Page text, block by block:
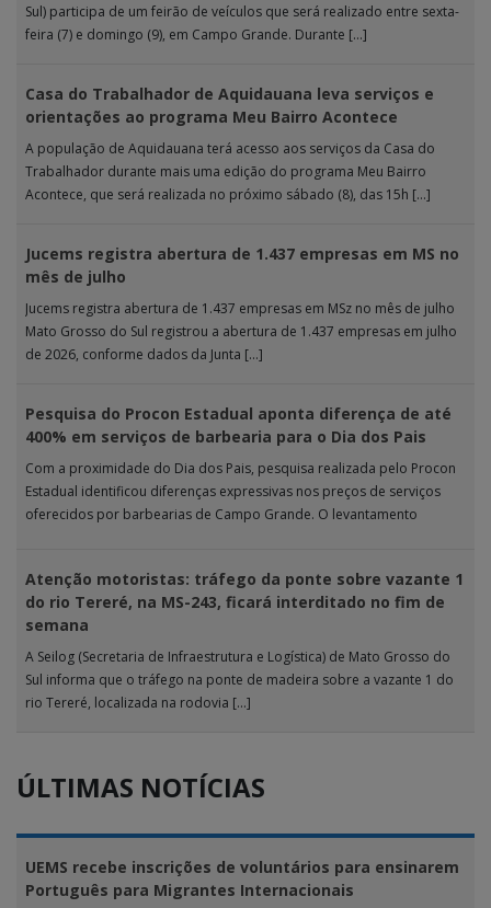
Sul) participa de um feirão de veículos que será realizado entre sexta-
feira (7) e domingo (9), em Campo Grande. Durante […]
Casa do Trabalhador de Aquidauana leva serviços e
orientações ao programa Meu Bairro Acontece
A população de Aquidauana terá acesso aos serviços da Casa do
Trabalhador durante mais uma edição do programa Meu Bairro
Acontece, que será realizada no próximo sábado (8), das 15h […]
Jucems registra abertura de 1.437 empresas em MS no
mês de julho
Jucems registra abertura de 1.437 empresas em MSz no mês de julho
Mato Grosso do Sul registrou a abertura de 1.437 empresas em julho
de 2026, conforme dados da Junta […]
Pesquisa do Procon Estadual aponta diferença de até
400% em serviços de barbearia para o Dia dos Pais
Com a proximidade do Dia dos Pais, pesquisa realizada pelo Procon
Estadual identificou diferenças expressivas nos preços de serviços
oferecidos por barbearias de Campo Grande. O levantamento
Atenção motoristas: tráfego da ponte sobre vazante 1
do rio Tereré, na MS-243, ficará interditado no fim de
semana
A Seilog (Secretaria de Infraestrutura e Logística) de Mato Grosso do
Sul informa que o tráfego na ponte de madeira sobre a vazante 1 do
rio Tereré, localizada na rodovia […]
ÚLTIMAS NOTÍCIAS
UEMS recebe inscrições de voluntários para ensinarem
Português para Migrantes Internacionais